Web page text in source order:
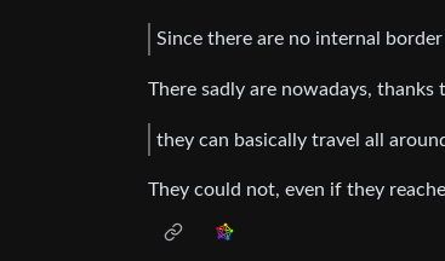
Since there are no internal border
There sadly are nowadays,
they can basically travel all
They could not, even if they